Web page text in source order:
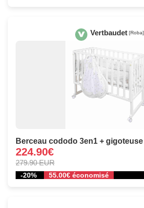
Vertbaudet [Roba]
Berceau cododo 3en1 + gigoteuse
224.90€
279.90 EUR
-20% 55.00€ économisé